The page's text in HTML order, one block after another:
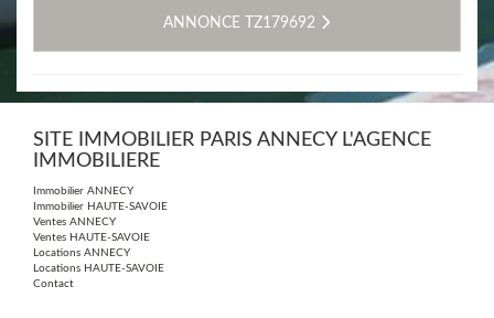
ANNONCE TZ179692
SITE IMMOBILIER PARIS ANNECY L'AGENCE
IMMOBILIERE
Immobilier ANNECY
Immobilier HAUTE-SAVOIE
Ventes ANNECY
Ventes HAUTE-SAVOIE
Locations ANNECY
Locations HAUTE-SAVOIE
Contact